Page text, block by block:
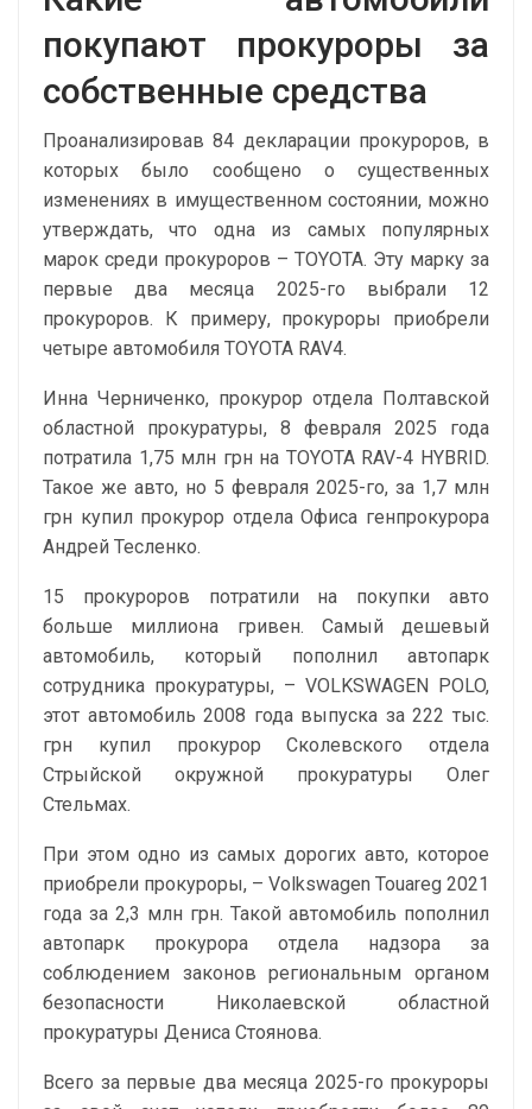
покупают прокуроры за
собственные средства
Проанализировав 84 декларации прокуроров, в
которых было сообщено о существенных
изменениях в имущественном состоянии, можно
утверждать, что одна из самых популярных
марок среди прокуроров – TOYOTA. Эту марку за
первые два месяца 2025-го выбрали 12
прокуроров. К примеру, прокуроры приобрели
четыре автомобиля TOYOTA RAV4.
Инна Черниченко, прокурор отдела Полтавской
областной прокуратуры, 8 февраля 2025 года
потратила 1,75 млн грн на TOYOTA RAV-4 HYBRID.
Такое же авто, но 5 февраля 2025-го, за 1,7 млн
грн купил прокурор отдела Офиса генпрокурора
Андрей Тесленко.
15 прокуроров потратили на покупки авто
больше миллиона гривен. Самый дешевый
автомобиль, который пополнил автопарк
сотрудника прокуратуры, – VOLKSWAGEN POLO,
этот автомобиль 2008 года выпуска за 222 тыс.
грн купил прокурор Сколевского отдела
Стрыйской окружной прокуратуры Олег
Стельмах.
При этом одно из самых дорогих авто, которое
приобрели прокуроры, – Volkswagen Touareg 2021
года за 2,3 млн грн. Такой автомобиль пополнил
автопарк прокурора отдела надзора за
соблюдением законов региональным органом
безопасности Николаевской областной
прокуратуры Дениса Стоянова.
Всего за первые два месяца 2025-го прокуроры